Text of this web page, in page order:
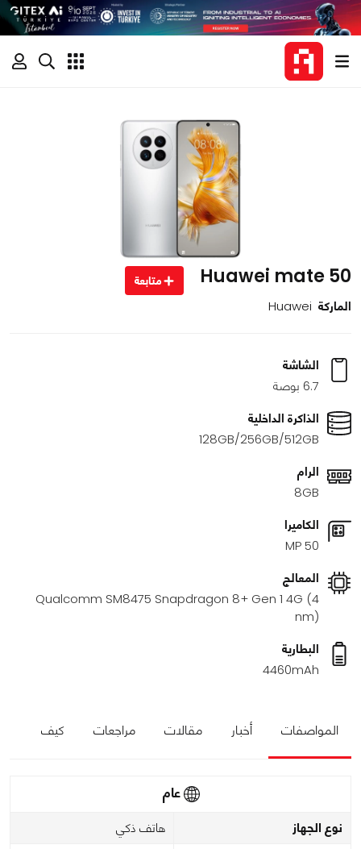
Huawei mate 50 متابعة
الماركة Huawei
الشاشة
6.7 بوصة
الذاكرة الداخلية
128GB/256GB/512GB
الرام
8GB
الكاميرا
50 MP
المعالج
Qualcomm SM8475 Snapdragon 8+ Gen 1 4G (4
nm)
البطارية
4460mAh
المواصفات أخبار مقالات مراجعات كيف
عام
نوع الجهاز هاتف ذكي